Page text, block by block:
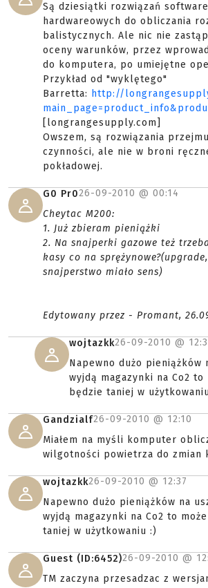
Są dziesiątki rozwiązań
hardwareowych do obliczania
balistycznych. Ale nic nie
oceny warunków, przez
do komputera, po umiejętne
Przykład od "wyklętego"
Barretta: http://
[longrangesupply.com]
Owszem, są rozwiązania
czynności, ale nie w broni
pokładowej.
G0 Pr026-09-2010 @ 00:14
Cheytac M200:
1. Już zbieram pieniążki
2. Na snajperki gazowe też
kasy co na
snajperstwo miało sens)
Edytowany przez - Promant,
wojtazkk26-09-2010 @
Napewno dużo pieniążków
wyjdą magazynki na Co2 to
będzie taniej w
Gandzialf26-09-2010 @ 12:10
Miałem na myśli komputer
wilgotności powietrza do zmian
wojtazkk26-09-2010 @ 12:37
Napewno dużo pieniążków na
wyjdą magazynki na Co2 to
taniej w użytkowaniu :)
Guest (ID:6452)26-09-2010 @
TM zaczyna przesadzac z